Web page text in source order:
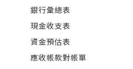
銀行彙總表
現金收支表
資金預估表
應收帳款對帳單